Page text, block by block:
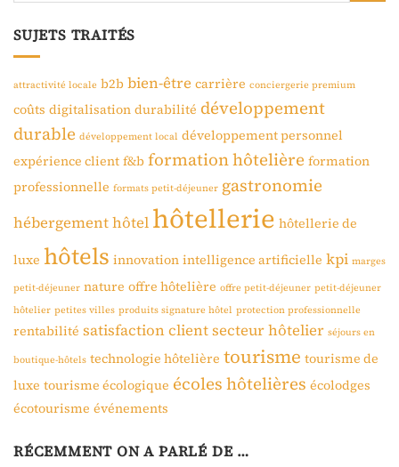
SUJETS TRAITÉS
attractivité locale b2b bien-être carrière conciergerie premium
coûts digitalisation durabilité développement
durable développement local développement personnel
expérience client f&b formation hôtelière formation
professionnelle formats petit-déjeuner gastronomie
hébergementhôtel hôtellerie hôtellerie de
luxe hôtels innovation intelligence artificielle kpi marges
petit-déjeuner nature offre hôtelière offre petit-déjeuner petit-déjeuner
hôtelier petites villes produits signature hôtel protection professionnelle
rentabilité satisfaction clientsecteur hôtelier séjours en
boutique-hôtels technologie hôtelière tourisme tourisme de
luxe tourisme écologique écoles hôtelières écolodges
écotourisme événements
RÉCEMMENT ON A PARLÉ DE …